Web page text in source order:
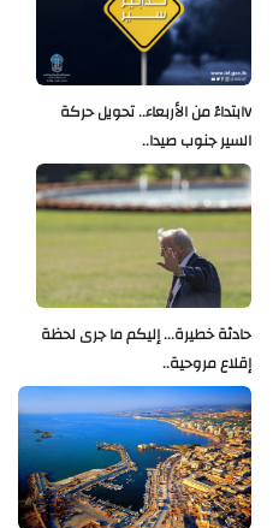
Vابتداءً من الأربعاء.. تحويل حركة
السير جنوب صيدا..
حادثة خطيرة... إليكم ما جرى لحظة
إقلاع مروحية..